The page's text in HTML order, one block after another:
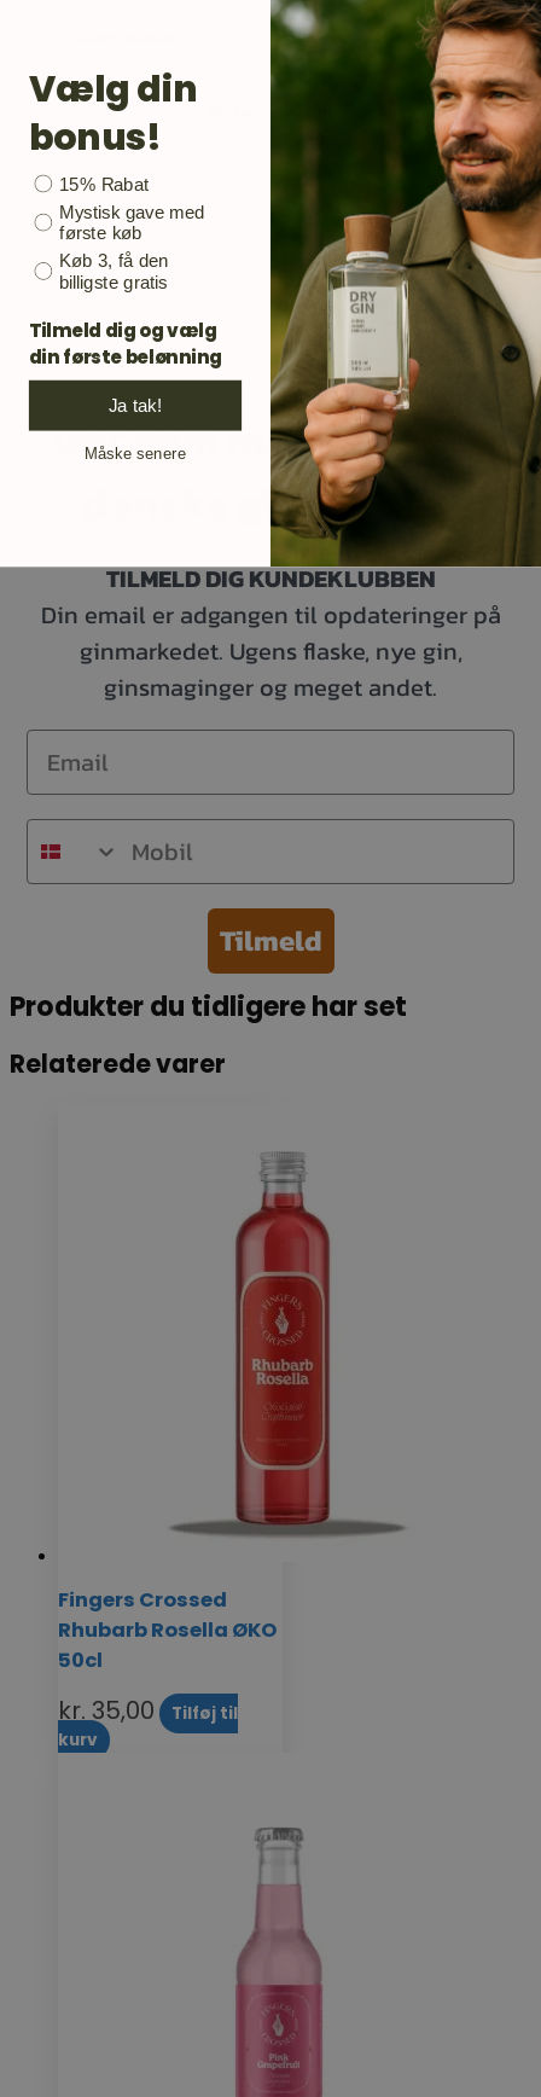
Gør som mange andre
danske ginelskere.
TILMELD DIG KUNDEKLUBBEN
Din email er adgangen til opdateringer på
ginmarkedet. Ugens flaske, nye gin,
ginsmaginger og meget andet.
Email
Mobil
Tilmeld
Produkter du tidligere har set
Relaterede varer
Fingers Crossed
Rhubarb Rosella ØKO
50cl
kr. 35,00
Tilføj til
kurv
Vælg din
bonus!
Bonusgave
15% Rabat
Mystisk gave med
første køb
Køb 3, få den
billigste gratis
Tilmeld dig og vælg
din første belønning
Ja tak!
Måske senere